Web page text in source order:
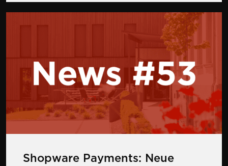
Shopware Payments: Neue
Mehr zu Shopware Payments: Neue